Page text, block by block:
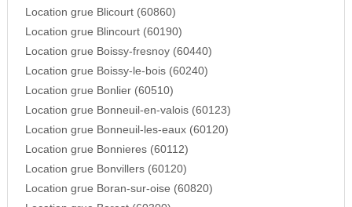
Location grue Blicourt (60860)
Location grue Blincourt (60190)
Location grue Boissy-fresnoy (60440)
Location grue Boissy-le-bois (60240)
Location grue Bonlier (60510)
Location grue Bonneuil-en-valois (60123)
Location grue Bonneuil-les-eaux (60120)
Location grue Bonnieres (60112)
Location grue Bonvillers (60120)
Location grue Boran-sur-oise (60820)